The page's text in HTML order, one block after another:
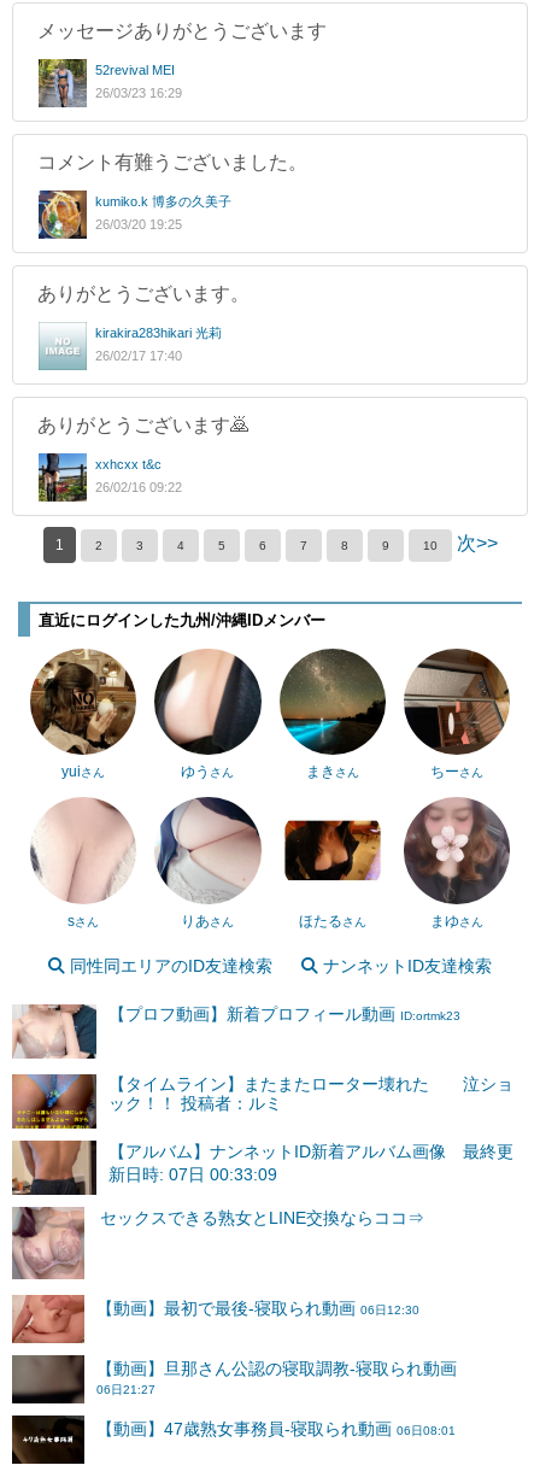
メッセージありがとうございます
52revival MEI
26/03/23 16:29
コメント有難うございました。
kumiko.k 博多の久美子
26/03/20 19:25
ありがとうございます。
kirakira283hikari 光莉
26/02/17 17:40
ありがとうございます🙇
xxhcxx t&c
26/02/16 09:22
1 2 3 4 5 6 7 8 9 10 次>>
直近にログインした九州/沖縄IDメンバー
yuiさん ゆう さん まき さん ちーさん
sさん りあさん ほたるさん まゆさん
同性同エリアのID友達検索 ナンネットID友達検索
【プロフ動画】新着プロフィール動画 ID:ortmk23
【タイムライン】またまたローター壊れた 泣ショ
ック！！ 投稿者：ルミ
【アルバム】ナンネットID新着アルバム画像 最終更
新日時: 07日 00:33:09